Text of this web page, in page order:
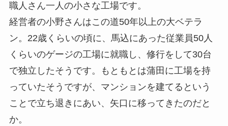
職人さん一人の小さな工場です。
経営者の小野さんはこの道50年以上の大ベテラ
ン。22歳くらいの頃に、馬込にあった従業員50人
くらいのゲージの工場に就職し、修行をして30台
で独立したそうです。もともとは蒲田に工場を持
っていたそうですが、マンションを建てるという
ことで立ち退きにあい、矢口に移ってきたのだと
か。